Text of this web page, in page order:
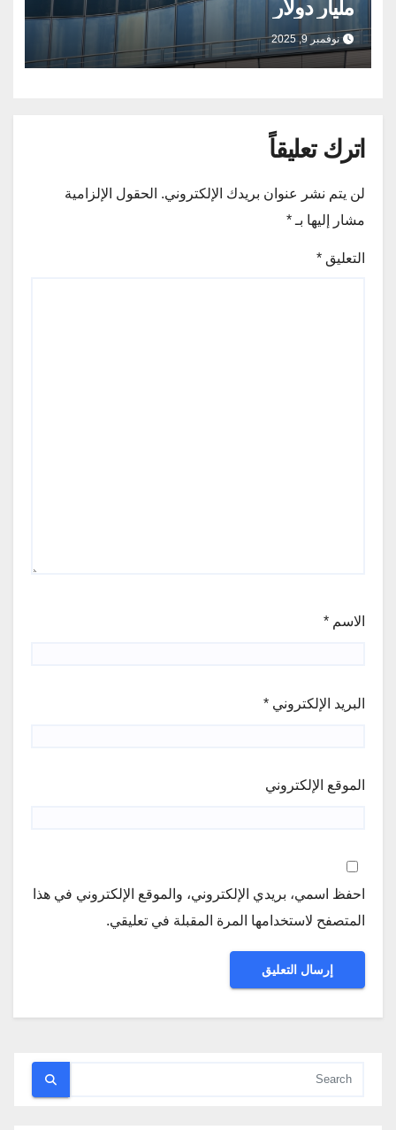
مليار دولار
نوفمبر 9, 2025
اترك تعليقاً
لن يتم نشر عنوان بريدك الإلكتروني. الحقول الإلزامية
مشار إليها بـ *
التعليق *
الاسم *
البريد الإلكتروني *
الموقع الإلكتروني
احفظ اسمي، بريدي الإلكتروني، والموقع الإلكتروني في هذا
المتصفح لاستخدامها المرة المقبلة في تعليقي.